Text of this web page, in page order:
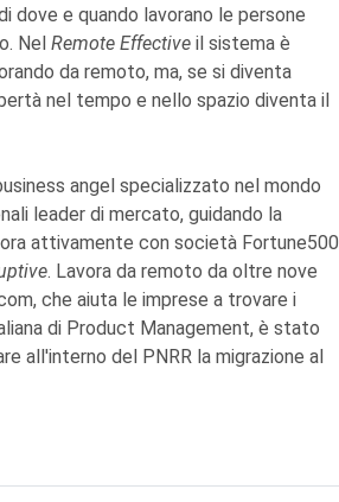
dove e quando lavorano le persone
Nel Remote Effective il sistema è
da remoto, ma, se si diventa
nel tempo e nello spazio diventa il
angel specializzato nel mondo
leader di mercato, guidando la
attivamente con società Fortune500
. Lavora da remoto da oltre nove
che aiuta le imprese a trovare i
di Product Management, è stato
all'interno del PNRR la migrazione al